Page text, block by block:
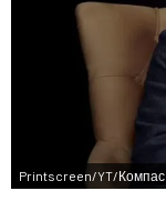
Printscreen/YT/Компас